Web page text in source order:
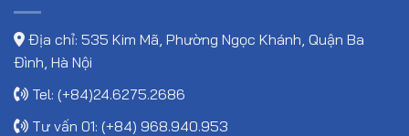
Địa chỉ: 535 Kim Mã, Phường Ngọc Khánh, Quận Ba
Đình, Hà Nội
Tel: (+84)24.6275.2686
Tư vấn 01: (+84) 968.940.953